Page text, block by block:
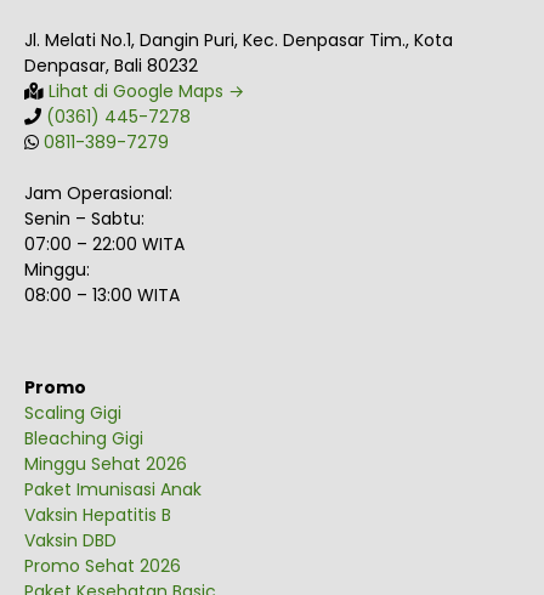
Jl. Melati No.1, Dangin Puri, Kec. Denpasar Tim., Kota
Denpasar, Bali 80232
Lihat di Google Maps →
(0361) 445-7278
0811-389-7279
Jam Operasional:
Senin – Sabtu:
07:00 – 22:00 WITA
Minggu:
08:00 – 13:00 WITA
Promo
Scaling Gigi
Bleaching Gigi
Minggu Sehat 2026
Paket Imunisasi Anak
Vaksin Hepatitis B
Vaksin DBD
Promo Sehat 2026